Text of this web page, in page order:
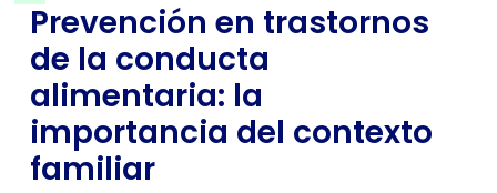
Prevención en trastornos
de la conducta
alimentaria: la
importancia del contexto
familiar